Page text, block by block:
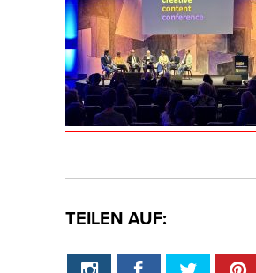
TEILEN AUF: